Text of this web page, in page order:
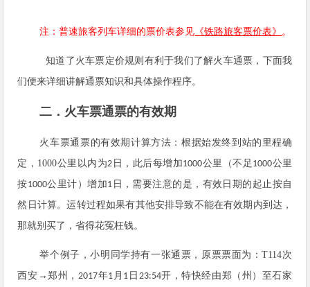
注：普速旅客列车详细的票价表参见 《铁路旅客票价表》 。
知道了火车票定价规则有利于我们了解火车通票，下面我
们便来详细讲解通票知识和具体操作程序。
二．火车票通票的有效期
火车票通票的有效期计算方法：根据始发终到站的里程确
定， 1000公里以内为2 日，此后每增加1000公里（不足 1000公里
按1000公里计）增加1 日，需要注意的是，有效日期的起止按自
然日计算。运转过程如果有其他安排导致不能在有效期内到达，
那就别买了，省得花冤枉钱。
举个例子，小明同学持有一张通票，原票票面为：T114次
西安→郑州， 2017年1 月 1 日 23:54开，特快经由郑（州）至石家